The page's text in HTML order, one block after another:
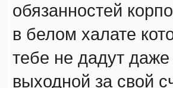
обязанностей
в белом халате
тебе не дадут
выходной за свой